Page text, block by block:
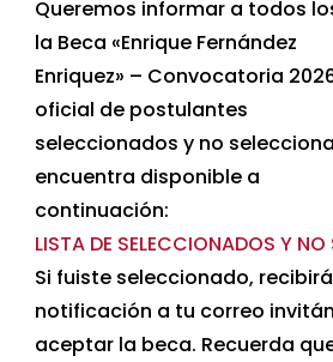
Queremos informar a todos
la Beca «Enrique Fernández
Enriquez» – Convocatoria
oficial de postulantes
seleccionados y no
encuentra disponible a
continuación:
LISTA DE SELECCIONADOS Y
Si fuiste seleccionado,
notificación a tu correo
aceptar la beca. Recuerda